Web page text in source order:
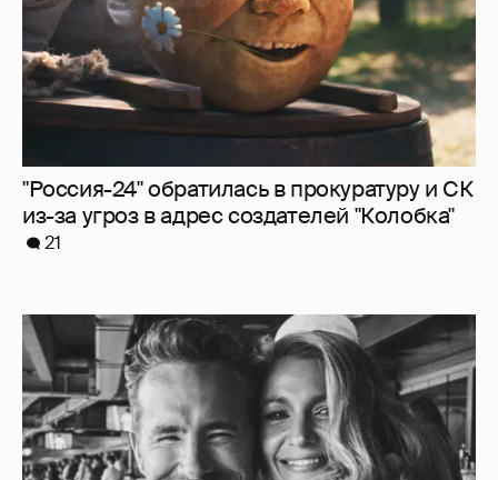
Блейк Лайвли и Райан Рейнольдс
посетили футбольный матч
4